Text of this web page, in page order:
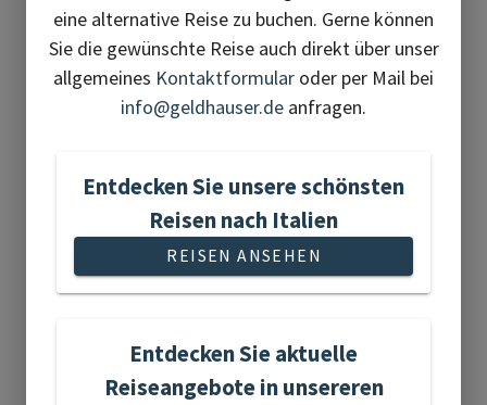
Flugreisen
15 Reisen gefunden
eine alternative Reise zu buchen. Gerne können
Sie die gewünschte Reise auch direkt über unser
allgemeines Kontaktformular oder per Mail bei
info@geldhauser.de anfragen.
Entdecken Sie unsere schönsten
Reisen nach Italien
REISEN ANSEHEN
Entdecken Sie aktuelle
Reiseangebote in unsereren